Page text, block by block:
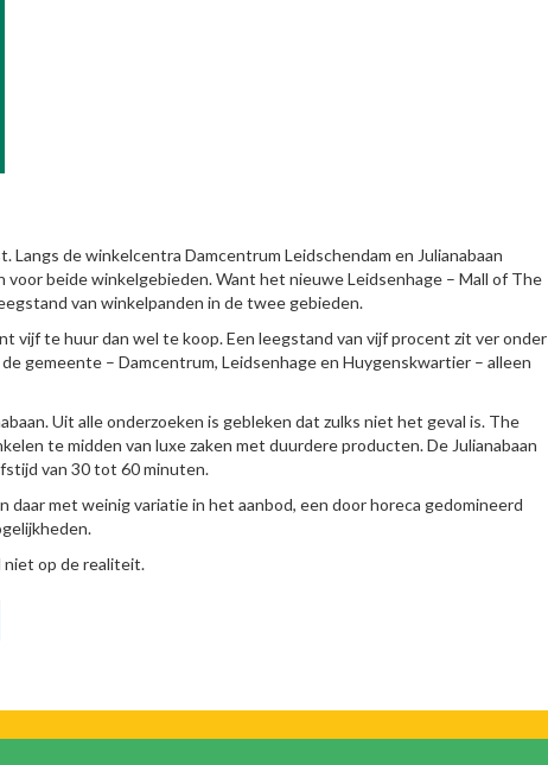
de winkelcentra Damcentrum Leidschendam en Julianabaan
beide winkelgebieden. Want het nieuwe Leidsenhage – Mall of The
van winkelpanden in de twee gebieden.
vijf te huur dan wel te koop. Een leegstand van vijf procent zit ver onder
gemeente – Damcentrum, Leidsenhage en Huygenskwartier – alleen
Uit alle onderzoeken is gebleken dat zulks niet het geval is. The
te midden van luxe zaken met duurdere producten. De Julianabaan
van 30 tot 60 minuten.
met weinig variatie in het aanbod, een door horeca gedomineerd
niet op de realiteit.